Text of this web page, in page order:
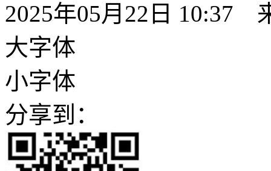
2025年05月22日 10:37
大字体
小字体
分享到：